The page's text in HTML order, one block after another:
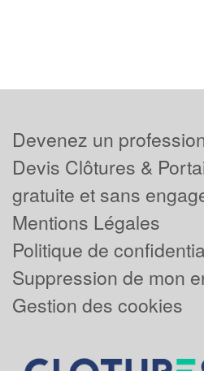
Devenez un
Devis Clôtures &
gratuite et sans
Mentions Légales
Politique de
Suppression de mon
Gestion des cookies